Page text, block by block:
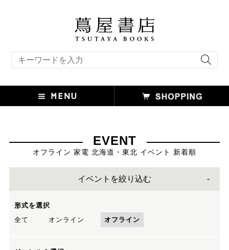
EVENT
オフライン 家電 北海道・東北 イベント 新着順
イベントを絞り込む
形式を選択
全て
オンライン オフライン